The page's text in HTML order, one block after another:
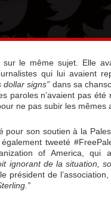
le même sujet. Elle
qui lui avaient
dollar signs” dans sa
paroles n’avaient pas été
ne pas subir les mêmes
pour son soutien à la
également tweeté
of America, qui
ignorant de la situation,
président de